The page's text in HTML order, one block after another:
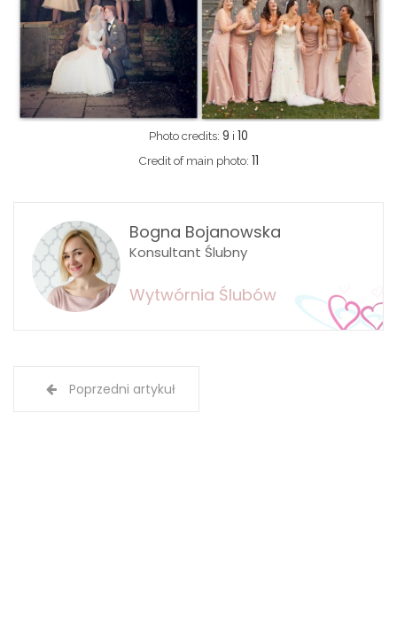
Photo credits: 9 i 10
Credit of main photo: 11
Bogna Bojanowska
Konsultant Ślubny
Wytwórnia Ślubów
Poprzedni artykuł